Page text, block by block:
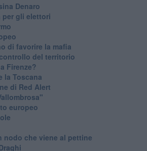
Denaro
per gli elettori
di favorire la mafia
del territorio
Firenze?
la Toscana
di Red Alert
europeo
nodo che viene al pettine